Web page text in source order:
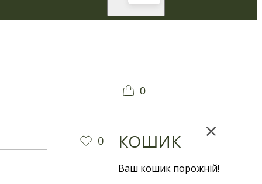
0
0
КОШИК
Ваш кошик порожній!